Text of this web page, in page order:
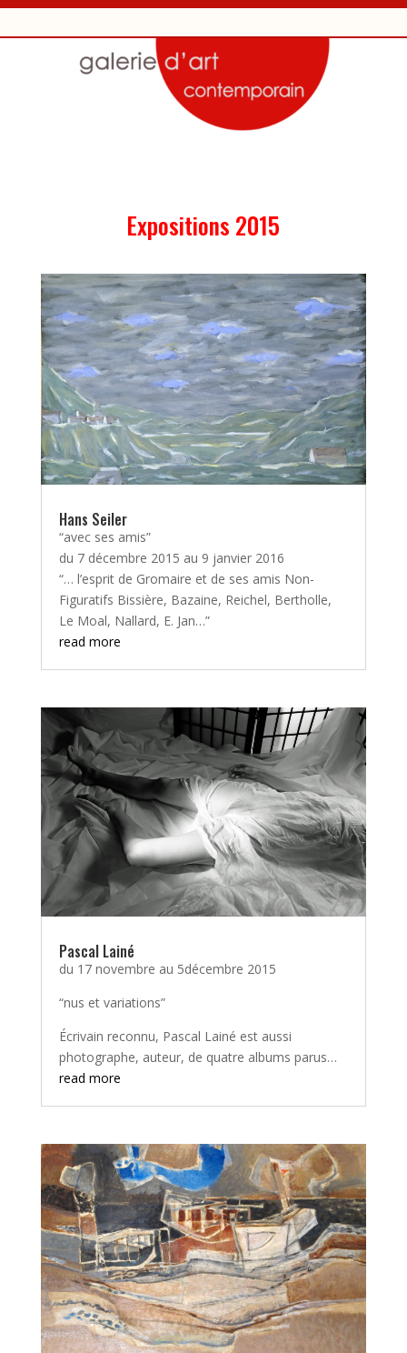
Expositions 2015
Hans Seiler
“avec ses amis”
du 7 décembre 2015 au 9 janvier 2016
“… l’esprit de Gromaire et de ses amis Non-
Figuratifs Bissière, Bazaine, Reichel, Bertholle,
Le Moal, Nallard, E. Jan…”
read more
Pascal Lainé
du 17 novembre au 5décembre 2015
“nus et variations”
Écrivain reconnu, Pascal Lainé est aussi
photographe, auteur, de quatre albums parus…
read more